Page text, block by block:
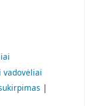
vadovėliai
|